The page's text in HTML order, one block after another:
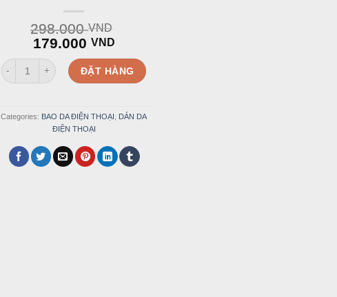
298.000VND
Original
price
was:
298.000 VND.
179.000 VNDCurrent
price
is:
179.000 VND.
Bao Da Blackberry Da Mài Nhám Q20 quantity
ĐẶT HÀNG
Categories: BAO DA ĐIỆN THOẠI
DÁN DA
ĐIỆN THOẠI